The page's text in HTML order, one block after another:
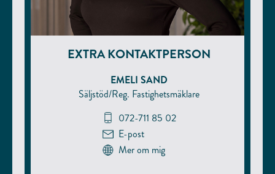
EXTRA KONTAKTPERSON
EMELI SAND
Säljstöd/Reg. Fastighetsmäklare
072-711 85 02
E-post
Mer om mig